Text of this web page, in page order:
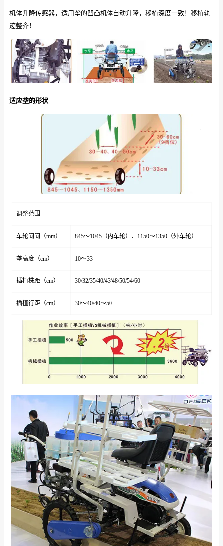
机体升降传感器，适用垄的凹凸机体自动升降，移植深度一致！移植轨
迹整齐！
适应垄的形状
调整范围
车轮间间（mm） 845～1045（内车轮）、1150～1350（外车轮）
垄高度（cm） 10～33
插植株距（cm） 30/32/35/40/43/48/50/54/60
插植行距（cm） 30～40/40～50